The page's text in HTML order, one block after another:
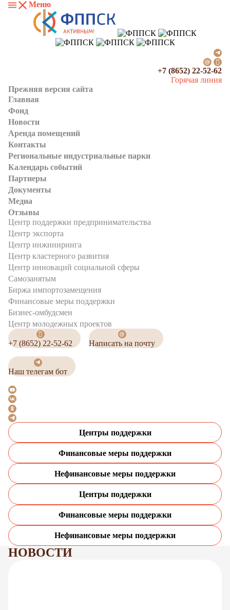
Меню
+7 (8652) 22-52-62
Горячая линия
Прежняя версия сайта
Главная
Фонд
Новости
Аренда помещений
Контакты
Региональные индустриальные парки
Календарь событий
Партнеры
Документы
Медиа
Отзывы
Центр поддержки предпринимательства
Центр экспорта
Центр инжиниринга
Центр кластерного развития
Центр инноваций социальной сферы
Cамозанятым
Биржа импортозамещения
Финансовые меры поддержки
Бизнес-омбудсмен
Центр молодежных проектов
+7 (8652) 22-52-62 Написать на почту
Наш телегам бот
Центры поддержки
Финансовые меры поддержки
Нефинансовые меры поддержки
Центры поддержки
Финансовые меры поддержки
Нефинансовые меры поддержки
НОВОСТИ